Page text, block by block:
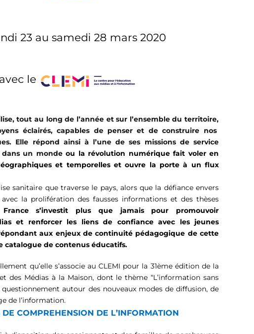
23 au samedi 28 mars 2020
avec le
tout au long de l’année et sur l’ensemble du territoire,
éclairés, capables de penser et deconstruire nos
. Elle répond ainsi à l’unede ses missionsde service
dans un mondeou la révolution numérique fait voler en
et temporelles et ouvre la porte à un flux
sanitaire que traverse le pays, alors que la défiance envers
la prolifération des fausses informations et des thèses
France s’investit plus que jamais pour promouvoir
et renforcer les liens de confianceavec les jeunes
épondantaux enjeux de continuité pédagogique de cette
catalogue de contenus éducatifs.
qu’elles’associe au CLEMI pour la 31èmeédition de la
des Médias à la Maison, dont le thème “L’information sans
autour des nouveaux modes de diffusion, de
de l’information.
COMPREHENSION DE L’INFORMATION